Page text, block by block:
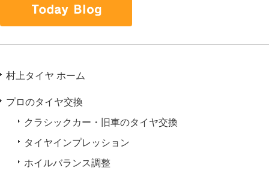
村上タイヤ ホーム
プロのタイヤ交換
クラシックカー・旧車のタイヤ交換
タイヤインプレッション
ホイルバランス調整